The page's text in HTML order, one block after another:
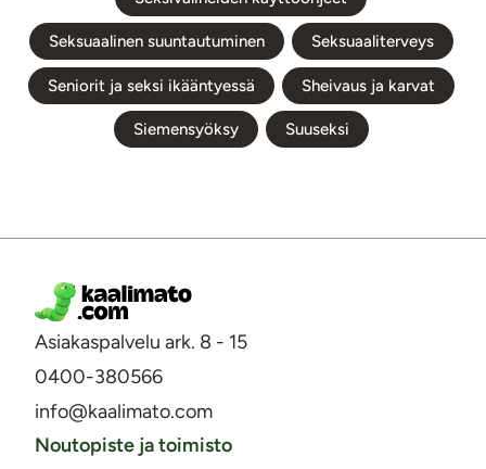
Seksuaalinen suuntautuminen Seksuaaliterveys
Seniorit ja seksi ikääntyessä Sheivaus ja karvat
Siemensyöksy Suuseksi
Asiakaspalvelu ark. 8 - 15
0400-380566
info@kaalimato.com
Noutopiste ja toimisto